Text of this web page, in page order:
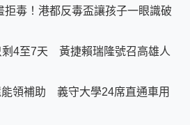
拒毒！港都反毒盃讓孩子一眼識破
剩4至7天 黃捷賴瑞隆號召高雄人
領補助 義守大學24席直通車用